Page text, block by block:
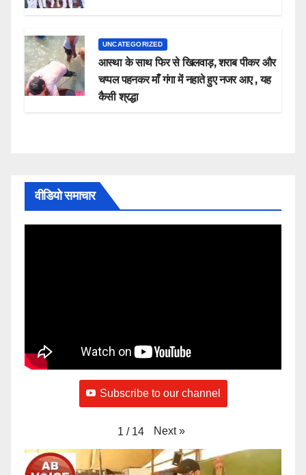
UNCATEGORIZED
आस्था के साथ फिर से खिलवाड़, शराब पीकर और
चप्पल पहनकर माँ गंगा में नहाते हुए नजर आए , यह
कैसी श्रद्धा
वीडियो समाचार
Subscribe to our channel
1 / 14 Next »